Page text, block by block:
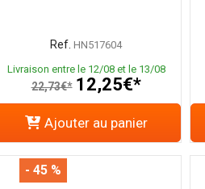
Ref. HN517604
Livraison entre le 12/08 et le 13/08
22,73€* 12,25€*
Ajouter au panier
- 45 %